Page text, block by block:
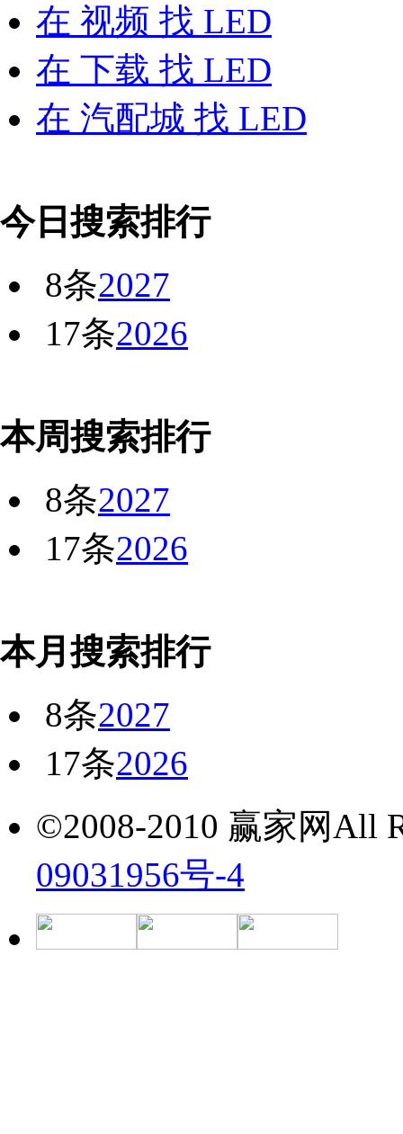
在 视频 找 LED
在 下载 找 LED
在 汽配城 找 LED
今日搜索排行
8条2027
17条2026
本周搜索排行
8条2027
17条2026
本月搜索排行
8条2027
17条2026
©2008-2010 赢家网All
09031956号-4